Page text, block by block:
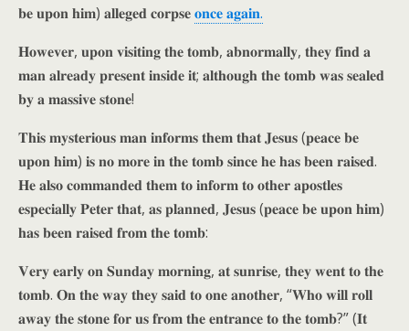
𝐛𝐞 𝐮𝐩𝐨𝐧 𝐡𝐢𝐦) 𝐚𝐥𝐥𝐞𝐠𝐞𝐝 𝐜𝐨𝐫𝐩𝐬𝐞𝐨𝐧𝐜𝐞 𝐚𝐠𝐚𝐢𝐧.
𝐇𝐨𝐰𝐞𝐯𝐞𝐫, 𝐮𝐩𝐨𝐧 𝐯𝐢𝐬𝐢𝐭𝐢𝐧𝐠 𝐭𝐡𝐞 𝐭𝐨𝐦𝐛, 𝐚𝐛𝐧𝐨𝐫𝐦𝐚𝐥𝐥𝐲, 𝐭𝐡𝐞𝐲 𝐟𝐢𝐧𝐝 𝐚
𝐦𝐚𝐧 𝐚𝐥𝐫𝐞𝐚𝐝𝐲 𝐩𝐫𝐞𝐬𝐞𝐧𝐭 𝐢𝐧𝐬𝐢𝐝𝐞 𝐢𝐭; 𝐚𝐥𝐭𝐡𝐨𝐮𝐠𝐡 𝐭𝐡𝐞 𝐭𝐨𝐦𝐛 𝐰𝐚𝐬 𝐬𝐞𝐚𝐥𝐞𝐝
𝐛𝐲 𝐚 𝐦𝐚𝐬𝐬𝐢𝐯𝐞 𝐬𝐭𝐨𝐧𝐞!
𝐓𝐡𝐢𝐬 𝐦𝐲𝐬𝐭𝐞𝐫𝐢𝐨𝐮𝐬 𝐦𝐚𝐧 𝐢𝐧𝐟𝐨𝐫𝐦𝐬 𝐭𝐡𝐞𝐦 𝐭𝐡𝐚𝐭 𝐉𝐞𝐬𝐮𝐬 (𝐩𝐞𝐚𝐜𝐞 𝐛𝐞
𝐮𝐩𝐨𝐧 𝐡𝐢𝐦) 𝐢𝐬 𝐧𝐨 𝐦𝐨𝐫𝐞 𝐢𝐧 𝐭𝐡𝐞 𝐭𝐨𝐦𝐛 𝐬𝐢𝐧𝐜𝐞 𝐡𝐞 𝐡𝐚𝐬 𝐛𝐞𝐞𝐧 𝐫𝐚𝐢𝐬𝐞𝐝.
𝐇𝐞 𝐚𝐥𝐬𝐨 𝐜𝐨𝐦𝐦𝐚𝐧𝐝𝐞𝐝 𝐭𝐡𝐞𝐦 𝐭𝐨 𝐢𝐧𝐟𝐨𝐫𝐦 𝐭𝐨 𝐨𝐭𝐡𝐞𝐫 𝐚𝐩𝐨𝐬𝐭𝐥𝐞𝐬
𝐞𝐬𝐩𝐞𝐜𝐢𝐚𝐥𝐥𝐲 𝐏𝐞𝐭𝐞𝐫 𝐭𝐡𝐚𝐭, 𝐚𝐬 𝐩𝐥𝐚𝐧𝐧𝐞𝐝, 𝐉𝐞𝐬𝐮𝐬 (𝐩𝐞𝐚𝐜𝐞 𝐛𝐞 𝐮𝐩𝐨𝐧 𝐡𝐢𝐦)
𝐡𝐚𝐬 𝐛𝐞𝐞𝐧 𝐫𝐚𝐢𝐬𝐞𝐝 𝐟𝐫𝐨𝐦 𝐭𝐡𝐞 𝐭𝐨𝐦𝐛:
𝐕𝐞𝐫𝐲 𝐞𝐚𝐫𝐥𝐲 𝐨𝐧 𝐒𝐮𝐧𝐝𝐚𝐲 𝐦𝐨𝐫𝐧𝐢𝐧𝐠, 𝐚𝐭 𝐬𝐮𝐧𝐫𝐢𝐬𝐞, 𝐭𝐡𝐞𝐲 𝐰𝐞𝐧𝐭 𝐭𝐨 𝐭𝐡𝐞
𝐭𝐨𝐦𝐛. 𝐎𝐧 𝐭𝐡𝐞 𝐰𝐚𝐲 𝐭𝐡𝐞𝐲 𝐬𝐚𝐢𝐝 𝐭𝐨 𝐨𝐧𝐞 𝐚𝐧𝐨𝐭𝐡𝐞𝐫, “𝐖𝐡𝐨 𝐰𝐢𝐥𝐥 𝐫𝐨𝐥𝐥
𝐚𝐰𝐚𝐲 𝐭𝐡𝐞 𝐬𝐭𝐨𝐧𝐞 𝐟𝐨𝐫 𝐮𝐬 𝐟𝐫𝐨𝐦 𝐭𝐡𝐞 𝐞𝐧𝐭𝐫𝐚𝐧𝐜𝐞 𝐭𝐨 𝐭𝐡𝐞 𝐭𝐨𝐦𝐛?” (𝐈𝐭